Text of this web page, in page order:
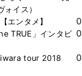
イス）
エンタメ】
0
TRUE」インタビ 0
tour 2018
0